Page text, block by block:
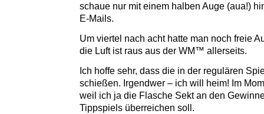
schaue nur mit einem halben Auge (aua!)
E-Mails.
Um viertel nach acht hatte man noch freie
die Luft ist raus aus der WM™ allerseits.
Ich hoffe sehr, dass die in der regulären
schießen. Irgendwer – ich will heim! Im
weil ich ja die Flasche Sekt an den
Tippspiels überreichen soll.